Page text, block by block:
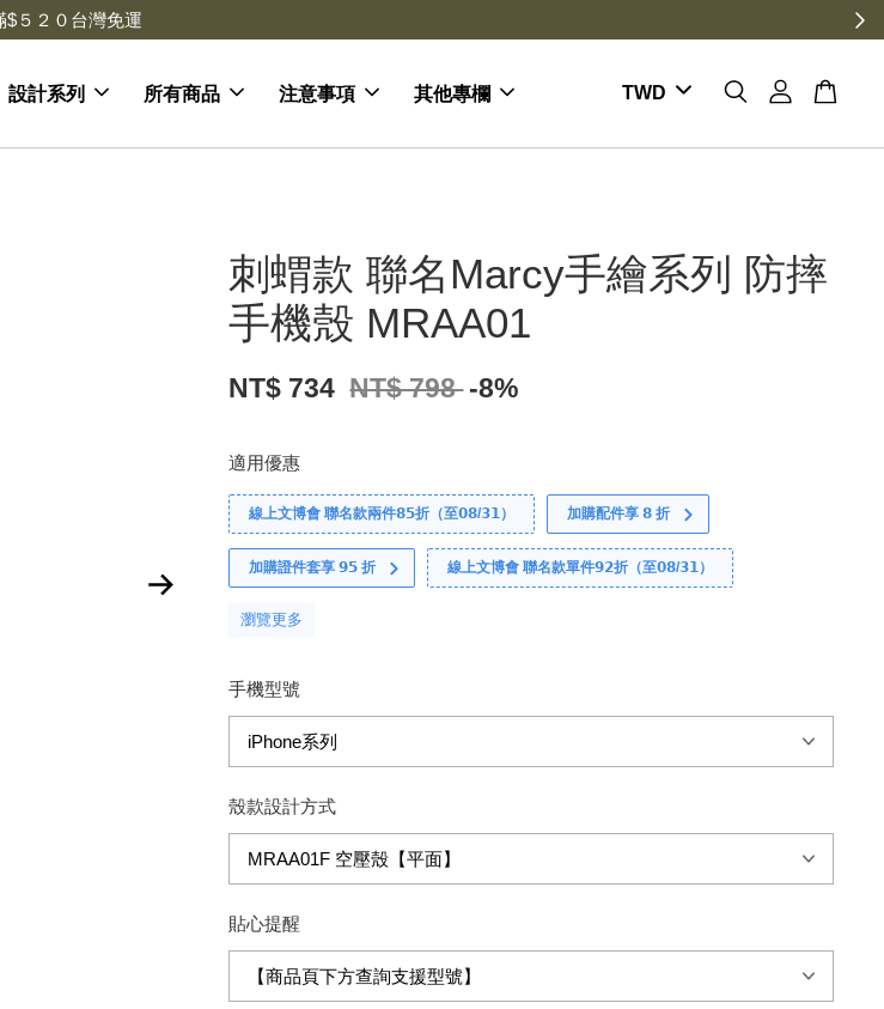
入 領劵享折扣
設計系列 所有商品 注意事項 其他專欄
刺蝟款 聯名Marcy手繪系列 防摔
手機殼 MRAA01
NT$ 734 NT$ 798 -8%
適用優惠
線上文博會 聯名款兩件𝟴𝟱折（至𝟬𝟴/𝟯𝟭） 加購配件享 𝟴 折
加購證件套享 𝟵𝟱 折 線上文博會 聯名款單件𝟵𝟮折（至𝟬𝟴/𝟯𝟭）
瀏覽更多
手機型號
殼款設計方式
貼心提醒